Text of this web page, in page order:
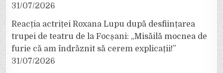
31/07/2026
Reacția actriței Roxana Lupu după desființarea
trupei de teatru de la Focșani: „Misăilă mocnea de
furie că am îndrăznit să cerem explicații!”
31/07/2026